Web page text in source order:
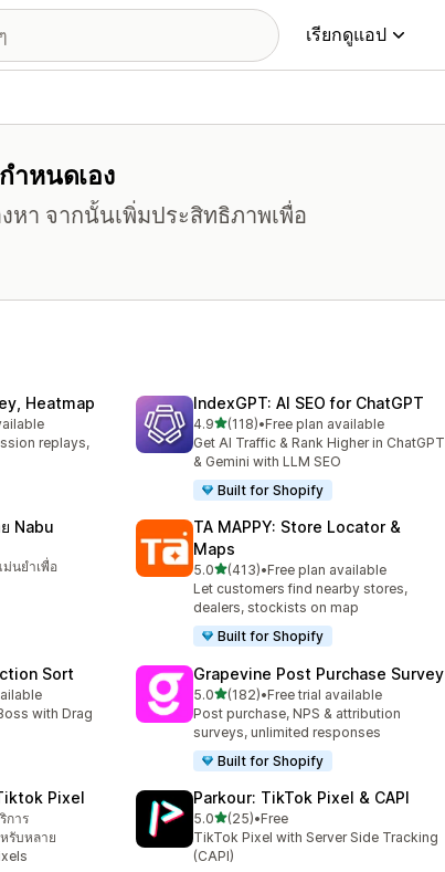
เรียกดูแอป
ำหนดเอง
หา จากนั้นเพิ่มประสิทธิภาพเพื่อ
Heatmap
replays,
IndexGPT: AI SEO for ChatGPT
4.9เต็ม 5 ดาว
(118)
ทั้งหมด 118 รีวิว
•Free plan available
Get AI Traffic & Rank Higher in ChatGPT
& Gemini with LLM SEO
Built for Shopify
Nabu
นยำเพื่อ
TA MAPPY: Store Locator &
Maps
5.0เต็ม 5 ดาว
(413)
ทั้งหมด 413 รีวิว
•Free plan available
Let customers find nearby stores,
dealers, stockists on map
Built for Shopify
Sort
with Drag
Grapevine Post Purchase Survey
5.0เต็ม 5 ดาว
(182)
ทั้งหมด 182 รีวิว
•Free trial available
Post purchase, NPS & attribution
surveys, unlimited responses
Built for Shopify
Pixel
การ
รับหลาย
Parkour: TikTok Pixel & CAPI
5.0เต็ม 5 ดาว
(25)
ทั้งหมด 25 รีวิว
•Free
TikTok Pixel with Server Side Tracking
(CAPI)